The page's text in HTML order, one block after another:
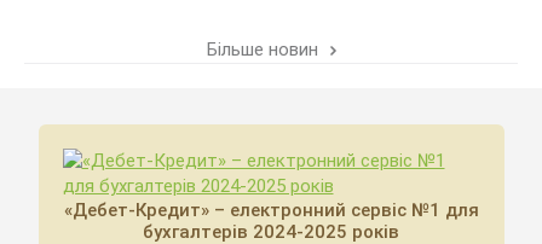
Більше новин
«Дебет-Кредит» – електронний сервіс №1 для
бухгалтерів 2024-2025 років